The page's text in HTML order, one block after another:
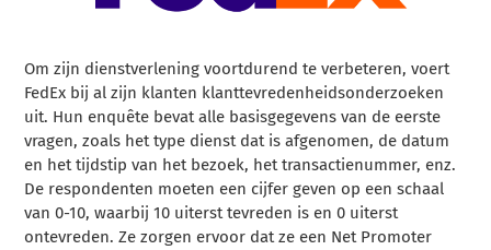
Om zijn dienstverlening voortdurend te verbeteren, voert
FedEx bij al zijn klanten klanttevredenheidsonderzoeken
uit. Hun enquête bevat alle basisgegevens van de eerste
vragen, zoals het type dienst dat is afgenomen, de datum
en het tijdstip van het bezoek, het transactienummer, enz.
De respondenten moeten een cijfer geven op een schaal
van 0-10, waarbij 10 uiterst tevreden is en 0 uiterst
ontevreden. Ze zorgen ervoor dat ze een Net Promoter